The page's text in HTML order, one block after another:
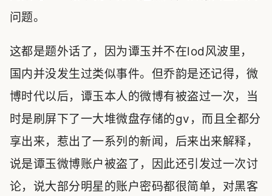
问题。
这都是题外话了，因为谭玉并不在lod风波里，
国内并没发生过类似事件。但乔韵是还记得，微
博时代以后，谭玉本人的微博有被盗过一次，当
时是刷屏下了一大堆微盘存储的gv，而且全都分
享出来，惹出了一系列的新闻，后来出来解释，
说是谭玉微博账户被盗了，因此还引发过一次讨
论，说大部分明星的账户密码都很简单，对黑客